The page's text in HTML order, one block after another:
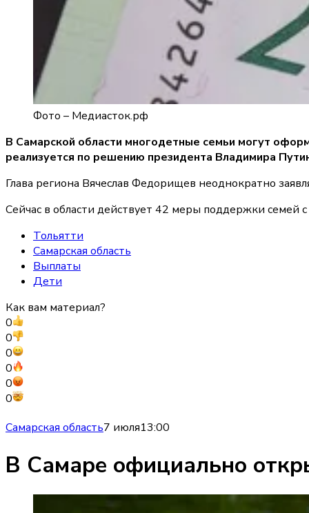
Фото – Медиасток.рф
В Самарской области многодетные семьи могут
реализуется по решению президента Владимира
Глава региона Вячеслав Федорищев неоднократно
Сейчас в области действует 42 меры поддержки семей
Тольятти
Самарская область
Выплаты
Дети
Как вам материал?
0
0
0
0
0
0
Самарская область7 июля13:00
В Самаре официально